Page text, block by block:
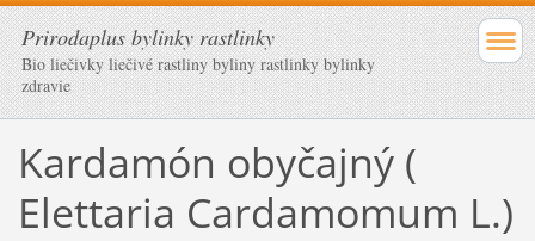
Prirodaplus bylinky rastlinky
Bio liečivky liečivé rastliny byliny rastlinky bylinky
zdravie
Kardamón obyčajný (
Elettaria Cardamomum L.)